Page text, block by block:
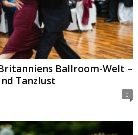
Ballroom-Welt –
Tanzlust
0